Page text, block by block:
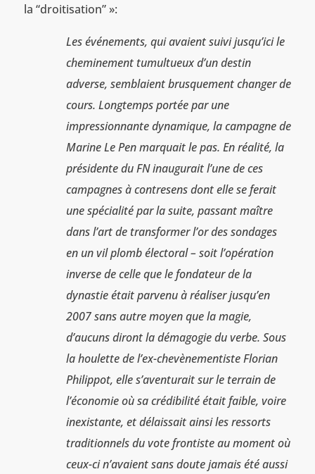
la “droitisation” »:
Les événements, qui avaient suivi jusqu’ici le
cheminement tumultueux d’un destin
adverse, semblaient brusquement changer de
cours. Longtemps portée par une
impressionnante dynamique, la campagne de
Marine Le Pen marquait le pas. En réalité, la
présidente du FN inaugurait l’une de ces
campagnes à contresens dont elle se ferait
une spécialité par la suite, passant maître
dans l’art de transformer l’or des sondages
en un vil plomb électoral – soit l’opération
inverse de celle que le fondateur de la
dynastie était parvenu à réaliser jusqu’en
2007 sans autre moyen que la magie,
d’aucuns diront la démagogie du verbe. Sous
la houlette de l’ex-chevènementiste Florian
Philippot, elle s’aventurait sur le terrain de
l’économie où sa crédibilité était faible, voire
inexistante, et délaissait ainsi les ressorts
traditionnels du vote frontiste au moment où
ceux-ci n’avaient sans doute jamais été aussi